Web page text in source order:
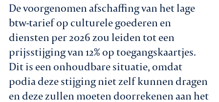
De voorgenomen afschaffing van het lage
btw-tarief op culturele goederen en
diensten per 2026 zou leiden tot een
prijsstijging van 12% op toegangskaartjes.
Dit is een onhoudbare situatie, omdat
podia deze stijging niet zelf kunnen dragen
en deze zullen moeten doorrekenen aan het